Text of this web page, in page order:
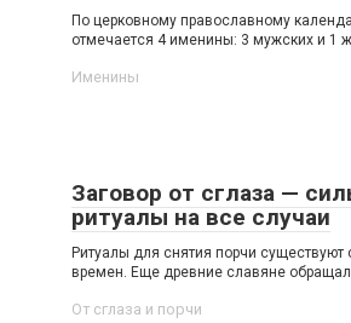
По церковному православному
отмечается 4 именины: 3 мужских и 1
Именины
Заговор от сглаза —
ритуалы на все случаи
Ритуалы для снятия порчи существуют
времен. Еще древние славяне
От сглаза и порчи